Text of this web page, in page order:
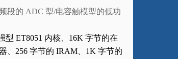
段的 ADC 型/电容触模型的低功
型 ET8051 内核、16K 字节的在
、256 字节的 IRAM、1K字节的